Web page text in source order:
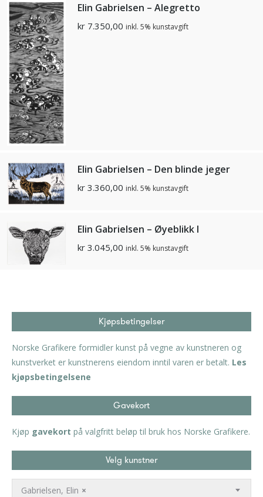
Elin Gabrielsen – Alegretto
kr 7.350,00 inkl. 5% kunstavgift
Elin Gabrielsen – Den blinde jeger
kr 3.360,00 inkl. 5% kunstavgift
Elin Gabrielsen – Øyeblikk I
kr 3.045,00 inkl. 5% kunstavgift
Kjøpsbetingelser
Norske Grafikere formidler kunst på vegne av kunstneren og
kunstverket er kunstnerens eiendom inntil varen er betalt. Les
kjøpsbetingelsene
Gavekort
Kjøp gavekort på valgfritt beløp til bruk hos Norske Grafikere.
Velg kunstner
×
Gabrielsen, Elin